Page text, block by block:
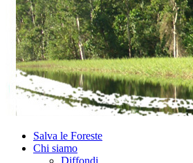
Salva le Foreste
Chi siamo